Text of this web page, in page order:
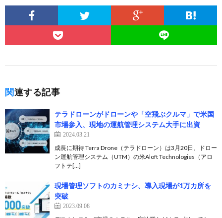
関連する記事
テラドローンがドローンや「空飛ぶクルマ」で米国
市場参入、現地の運航管理システム大手に出資
2024.03.21
成長に期待 Terra Drone（テラドローン）は3月20日、ドロー
ン運航管理システム（UTM）の米Aloft Technologies（アロ
フトテ[…]
現場管理ソフトのカミナシ、導入現場が1万カ所を
突破
2023.09.08